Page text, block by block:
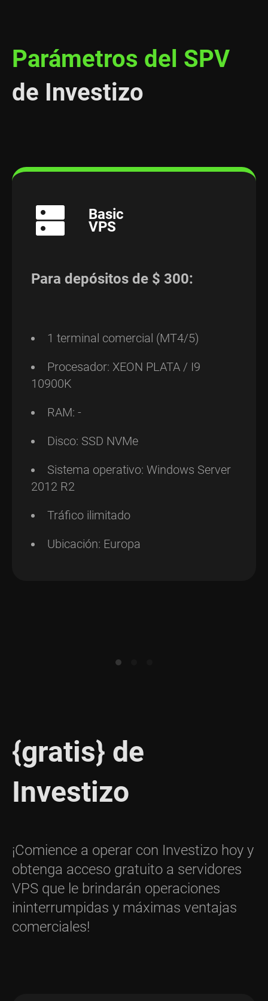
Parámetros del SPV
de Investizo
Basic
VPS
Para depósitos de $ 300:
1 terminal comercial (MT4/5)
Procesador: XEON PLATA / I9
10900K
RAM: -
Disco: SSD NVMe
Sistema operativo: Windows Server
2012 R2
Tráfico ilimitado
Ubicación: Europa
{gratis} de
Investizo
¡Comience a operar con Investizo hoy y
obtenga acceso gratuito a servidores
VPS que le brindarán operaciones
ininterrumpidas y máximas ventajas
comerciales!